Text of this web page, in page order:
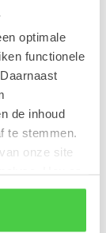
optimale
functionele
de inhoud
te stemmen.
onze site
het
€1,00